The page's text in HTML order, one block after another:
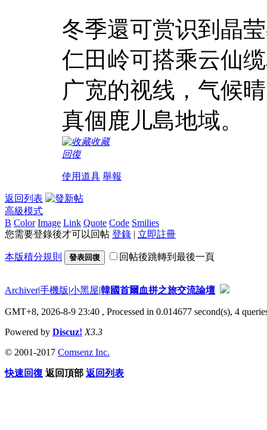
冬季還可赏识到晶
仁田岭可搭乘云仙
广宽的视线，气候
真個鹿儿島地域。
收藏
回復
使用道具 舉報
返回列表
高級模式
B Color Image Link Quote Code Smilies
您需要登錄後才可以回帖 登錄 | 立即註冊
本版積分規則 發表回復 回帖後跳轉到最後一頁
Archiver|手機版|小黑屋|韓國首爾血拼之旅交流論壇
GMT+8, 2026-8-9 23:40 , Processed in 0.014677 second(s), 4
Powered by Discuz! X3.3
© 2001-2017 Comsenz Inc.
快速回復 返回頂部 返回列表